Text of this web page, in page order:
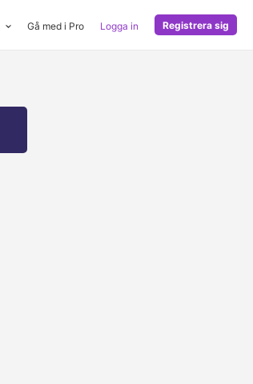
Gå med i Pro Logga in Registrera sig